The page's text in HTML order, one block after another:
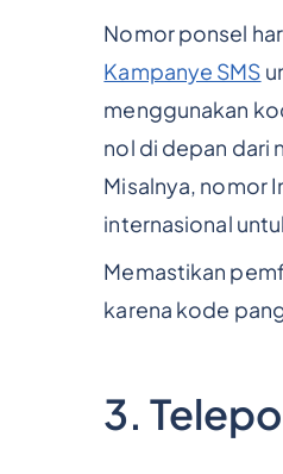
Nomor ponsel
Kampanye SMS
menggunakan
nol di depan dari
Misalnya, nomor
internasional
Memastikan
karena kode
3.